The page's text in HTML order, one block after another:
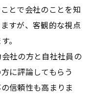
とで会社のことを知
すが、客観的な視点
。
社の方と自社社員の
に評論してもらう
信頼性も高まりま